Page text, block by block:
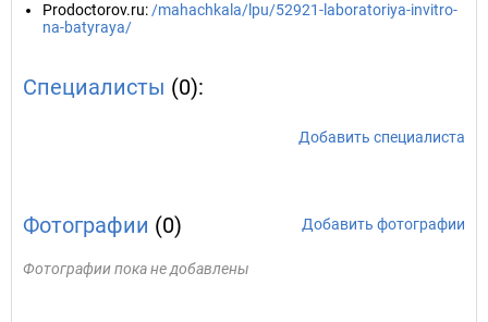
Prodoctorov.ru: /mahachkala/lpu/52921-laboratoriya-invitro-
na-batyraya/
Специалисты (0):
Добавить специалиста
Фотографии (0) Добавить фотографии
Фотографии пока не добавлены